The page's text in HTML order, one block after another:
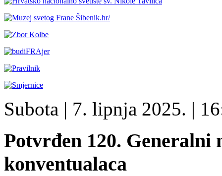
Subota | 7. lipnja 2025. |
Potvrđen 120. Generalni
konventualaca